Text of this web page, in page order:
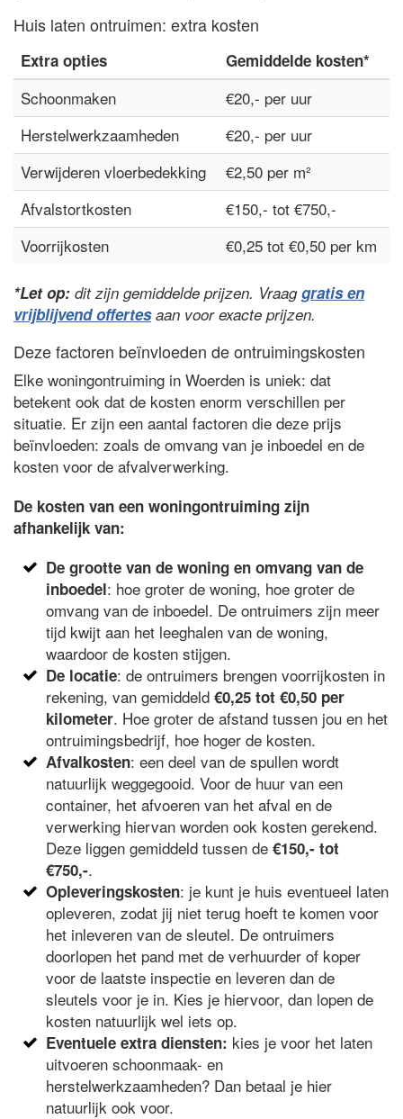
Huis laten ontruimen: extra kosten
Extra opties Gemiddelde kosten*
Schoonmaken
€20,- per uur
Herstelwerkzaamheden
€20,- per uur
Verwijderen vloerbedekking
€2,50 per m²
Afvalstortkosten
€150,- tot €750,-
Voorrijkosten
€0,25 tot €0,50 per km
*Let op: dit zijn gemiddelde prijzen. Vraaggratis en
vrijblijvend offertesaan voor exacte prijzen.
Deze factoren beïnvloeden de ontruimingskosten
Elke woningontruiming in Woerden is uniek: dat
betekent ook dat de kosten enorm verschillen per
situatie. Er zijn een aantal factoren die deze prijs
beïnvloeden: zoals de omvang van je inboedel en de
kosten voor de afvalverwerking.
De kosten van een woningontruiming zijn
afhankelijk van:
De grootte van de woning en omvang van de
inboedel: hoe groter de woning, hoe groter de
omvang van de inboedel. De ontruimers zijn meer
tijd kwijt aan het leeghalen van de woning,
waardoor de kosten stijgen.
De locatie: de ontruimers brengen voorrijkosten in
rekening, van gemiddeld€0,25 tot €0,50 per
kilometer. Hoe groter de afstand tussen jou en het
ontruimingsbedrijf, hoe hoger de kosten.
Afvalkosten: een deel van de spullen wordt
natuurlijk weggegooid. Voor de huur van een
container, het afvoeren van het afval en de
verwerking hiervan worden ook kosten gerekend.
Deze liggen gemiddeld tussen de€150,- tot
€750,-.
Opleveringskosten: je kunt je huis eventueel laten
opleveren, zodat jij niet terug hoeft te komen voor
het inleveren van de sleutel. De ontruimers
doorlopen het pand met de verhuurder of koper
voor de laatste inspectie en leveren dan de
sleutels voor je in. Kies je hiervoor, dan lopen de
kosten natuurlijk wel iets op.
Eventuele extra diensten: kies je voor het laten
uitvoeren schoonmaak- en
herstelwerkzaamheden? Dan betaal je hier
natuurlijk ook voor.